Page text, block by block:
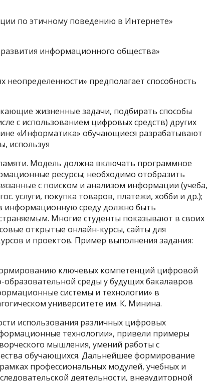
по этичному поведению в Интернете»
информационного общества»
неопределенности» предполагает способность
жизненные задачи, подбирать способы
с использованием цифровых средств) других
«Информатика» обучающиеся разрабатывают
используя
Модель должна включать программное
ресурсы; необходимо отобразить
с поиском и анализом информации (учеба,
услуги, покупка товаров, платежи, хобби и др.);
информационную среду должно быть
Многие студенты показывают в своих
открытые онлайн-курсы, сайты для
и проектов. Пример выполнения задания:
ключевых компетенций цифровой
среды у будущих бакалавров
системы и технологии» в
университете им. К. Минина.
использования различных цифровых
технологии», привели примеры
мышления, умений работы с
обучающихся. Дальнейшее формирование
профессиональных модулей, учебных и
деятельности, внеаудиторной